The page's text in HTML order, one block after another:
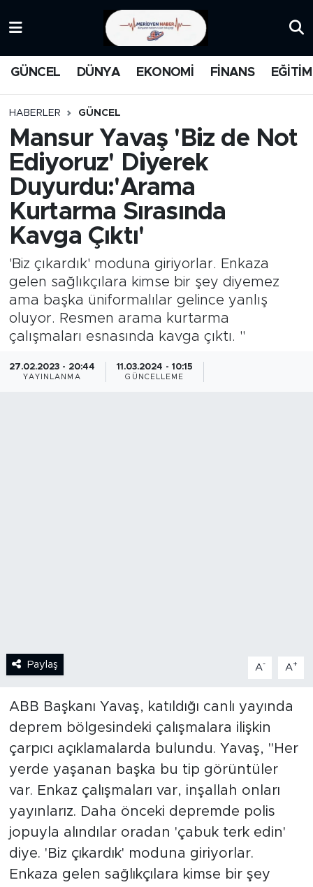
GÜNCEL DÜNYA EKONOMİ FİNANS EĞİTİM
HABERLER GÜNCEL
Mansur Yavaş 'Biz de Not
Ediyoruz' Diyerek
Duyurdu:'Arama
Kurtarma Sırasında
Kavga Çıktı'
'Biz çıkardık' moduna giriyorlar. Enkaza
gelen sağlıkçılara kimse bir şey diyemez
ama başka üniformalılar gelince yanlış
oluyor. Resmen arama kurtarma
çalışmaları esnasında kavga çıktı. "
27.02.2023 - 20:44
YAYINLANMA
11.03.2024 - 10:15
GÜNCELLEME
Paylaş A- A+
ABB Başkanı Yavaş, katıldığı canlı yayında
deprem bölgesindeki çalışmalara ilişkin
çarpıcı açıklamalarda bulundu. Yavaş, "Her
yerde yaşanan başka bu tip görüntüler
var. Enkaz çalışmaları var, inşallah onları
yayınlarız. Daha önceki depremde polis
jopuyla alındılar oradan 'çabuk terk edin'
diye. 'Biz çıkardık' moduna giriyorlar.
Enkaza gelen sağlıkçılara kimse bir şey
MEDYA
FİNANS
DÜNYA
GÜNCEL
KARİKATÜR
BİLİM-TEKNOLOJİ
RÖPÖRTAJ
SPOR
YAŞAM
TARİHTEN GÜNÜMÜZE
KADIN
SAĞLIK
Trafik Durumu
Süper Lig Puan Durumu ve Fikstür
Tüm Manşetler
Son Dakika Haberleri
Haber Arşivi